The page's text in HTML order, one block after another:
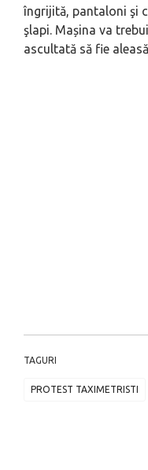
îngrijită, pantaloni şi
şlapi. Mașina va
ascultată să fie
TAGURI
PROTEST TAXIMETRISTI